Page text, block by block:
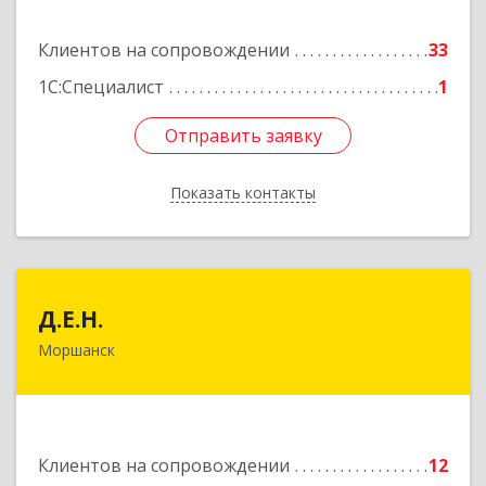
Клиентов на сопровождении
33
1С:Специалист
1
Отправить заявку
Показать контакты
Отправить заявку
Назад
Д.Е.Н.
Моршанск
Клиентов на сопровождении 12